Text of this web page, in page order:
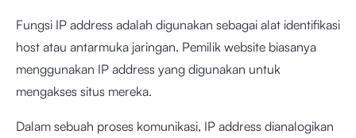
Fungsi IP address adalah digunakan sebagai alat identifikasi
host atau antarmuka jaringan. Pemilik website biasanya
menggunakan IP address yang digunakan untuk
mengakses situs mereka.
Dalam sebuah proses komunikasi, IP address dianalogikan